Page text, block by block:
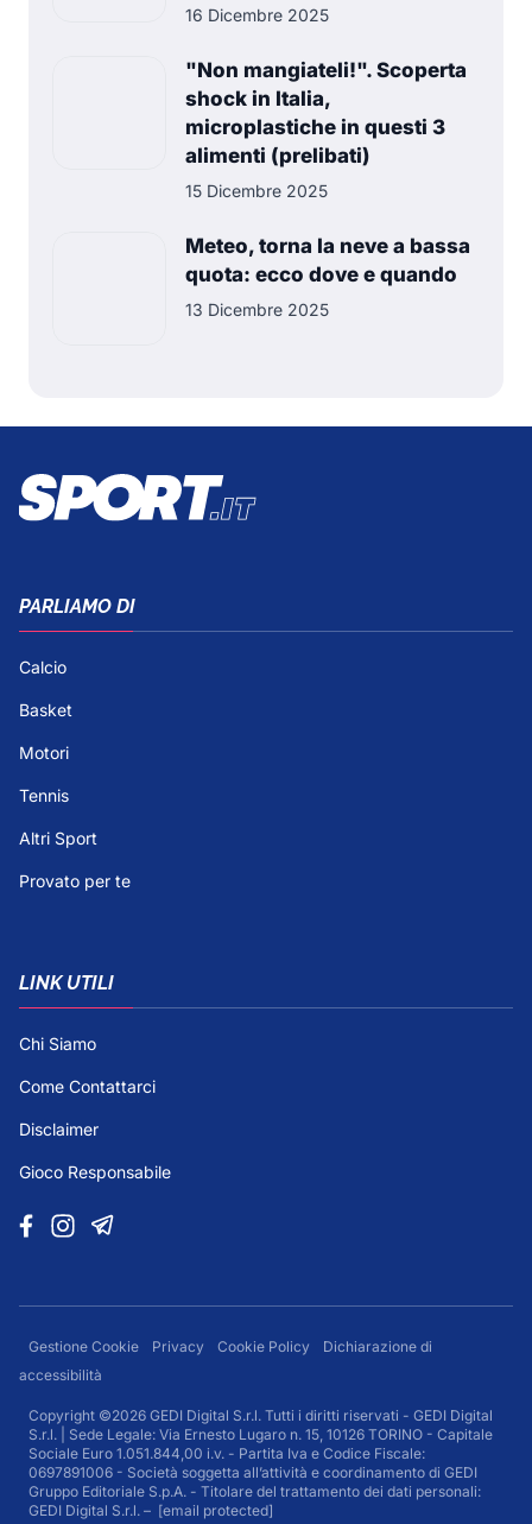
16 Dicembre 2025
"Non mangiateli!". Scoperta
shock in Italia,
microplastiche in questi 3
alimenti (prelibati)
15 Dicembre 2025
Meteo, torna la neve a bassa
quota: ecco dove e quando
13 Dicembre 2025
PARLIAMO DI
Calcio
Basket
Motori
Tennis
Altri Sport
Provato per te
LINK UTILI
Chi Siamo
Come Contattarci
Disclaimer
Gioco Responsabile
Gestione Cookie Privacy Cookie Policy
Dichiarazione di
accessibilità
Copyright ©2026 GEDI Digital S.r.l. Tutti i diritti riservati - GEDI Digital
S.r.l. | Sede Legale: Via Ernesto Lugaro n. 15, 10126 TORINO - Capitale
Sociale Euro 1.051.844,00 i.v. - Partita Iva e Codice Fiscale:
0697891006 - Società soggetta all’attività e coordinamento di GEDI
Gruppo Editoriale S.p.A. - Titolare del trattamento dei dati personali:
GEDI Digital S.r.l. – [email protected]